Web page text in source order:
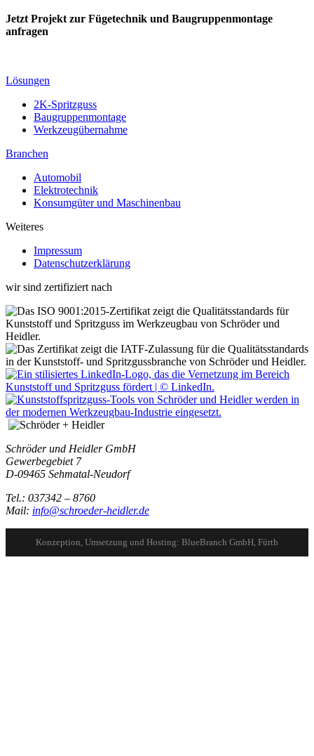
Jetzt Projekt zur Fügetechnik und Baugruppenmontage
anfragen
Lösungen
2K-Spritzguss
Baugruppenmontage
Werkzeugübernahme
Branchen
Automobil
Elektrotechnik
Konsumgüter und Maschinenbau
Weiteres
Impressum
Datenschutzerklärung
wir sind zertifiziert nach
Schröder und Heidler GmbH
Gewerbegebiet 7
D-09465 Sehmatal-Neudorf
Tel.: 037342 – 8760
Mail: info@schroeder-heidler.de
Konzeption, Umsetzung und Hosting: BlueBranch GmbH, Fürth